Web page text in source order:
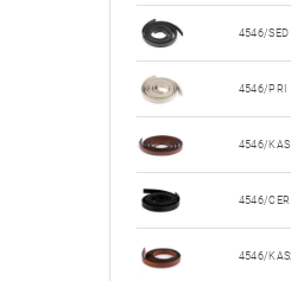
4546/SED
4546/PRI
4546/KAS
4546/CER
4546/